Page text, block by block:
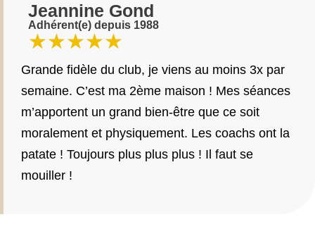
Jeannine Gond
Adhérent(e) depuis 1988
★★★★★
Grande fidèle du club, je viens au moins 3x par
semaine. C’est ma 2ème maison ! Mes séances
m’apportent un grand bien-être que ce soit
moralement et physiquement. Les coachs ont la
patate ! Toujours plus plus plus ! Il faut se
mouiller !